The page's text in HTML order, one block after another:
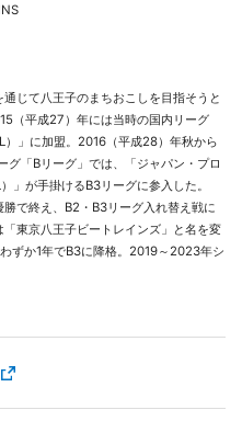
じて八王子のまちおこしを目指そうと
（平成27）年には当時の国内リーグ
）」に加盟。2016（平成28）年秋から
グ「Bリーグ」では、「ジャパン・プロ
」が手掛けるB3リーグに参入した。
で終え、B2・B3リーグ入れ替え戦に
東京八王子ビートレインズ」と名を変
ずか1年でB3に降格。2019～2023年シ